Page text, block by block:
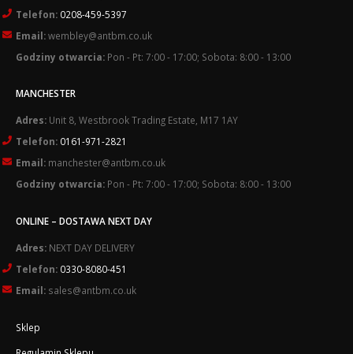
Telefon: 0208-459-5397
Email:wembley@antbm.co.uk
Godziny otwarcia: Pon - Pt: 7:00 - 17:00; Sobota: 8:00 - 13:00
MANCHESTER
Adres: Unit 8, Westbrook Trading Estate, M17 1AY
Telefon: 0161-971-2821
Email: manchester@antbm.co.uk
Godziny otwarcia: Pon - Pt: 7:00 - 17:00; Sobota: 8:00 - 13:00
ONLINE – DOSTAWA NEXT DAY
Adres: NEXT DAY DELIVERY
Telefon: 0330-8080-451
Email: sales@antbm.co.uk
Sklep